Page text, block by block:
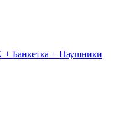
Банкетка + Наушники